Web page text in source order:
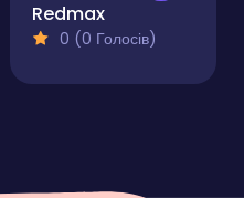
Redmax
0 (0 Голосів)